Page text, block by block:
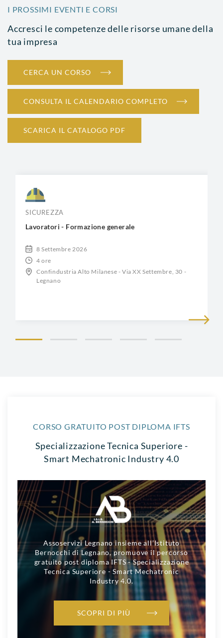
I PROSSIMI EVENTI E CORSI
Accresci le competenze delle risorse umane della
tua impresa
CERCA UN CORSO
CONSULTA IL CALENDARIO COMPLETO
SCARICA IL CATALOGO PDF
SICUREZZA
Lavoratori - Formazione generale
8 Settembre 2026
4 ore
Confindustria Alto Milanese - Via XX Settembre, 30 -
Legnano
CORSO GRATUITO POST DIPLOMA IFTS
Specializzazione Tecnica Superiore -
Smart Mechatronic Industry 4.0
Assoservizi Legnano insieme all’Istituto
Bernocchi di Legnano, promuove il percorso
gratuito post diploma IFTS - Specializzazione
Tecnica Superiore - Smart Mechatronic
Industry 4.0.
SCOPRI DI PIÙ